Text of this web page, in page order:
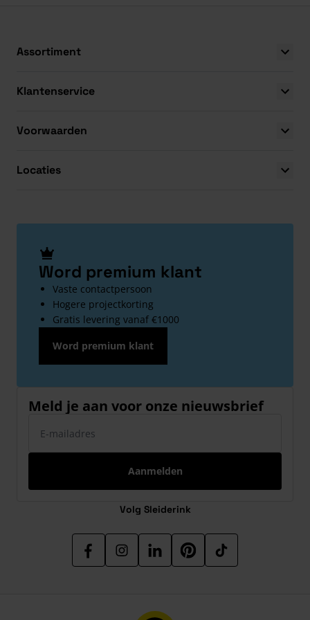
Assortiment
Klantenservice
Voorwaarden
Locaties
Word premium klant
Vaste contactpersoon
Hogere projectkorting
Gratis levering vanaf €1000
Word premium klant
Meld je aan voor onze nieuwsbrief
Aanmelden
Volg Sleiderink